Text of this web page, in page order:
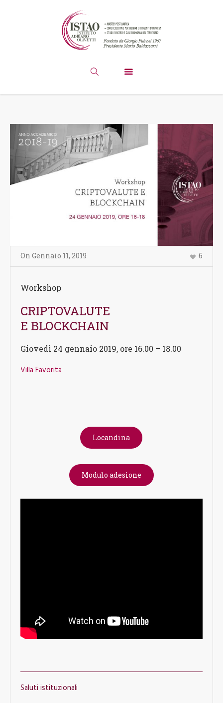
On Gennaio 11, 2019 6
Workshop
CRIPTOVALUTE
E BLOCKCHAIN
Giovedì 24 gennaio 2019, ore 16.00 – 18.00
Villa Favorita
Locandina
Modulo adesione
Saluti istituzionali